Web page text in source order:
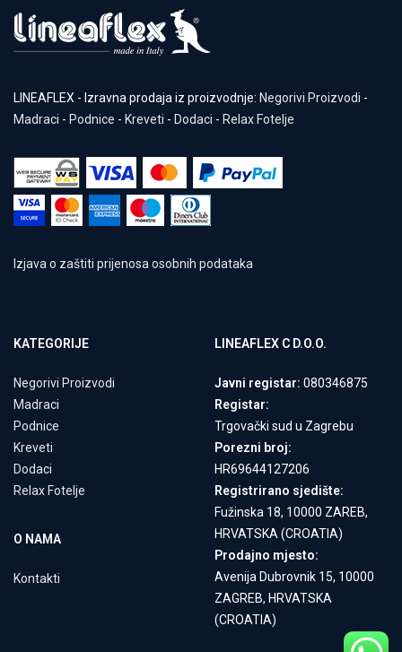
LINEAFLEX - Izravna prodaja iz proizvodnje: Negorivi Proizvodi -
Madraci - Podnice - Kreveti - Dodaci - Relax Fotelje
Izjava o zaštiti prijenosa osobnih podataka
KATEGORIJE
Negorivi Proizvodi
Madraci
Podnice
Kreveti
Dodaci
Relax Fotelje
O NAMA
Kontakti
LINEAFLEX C D.O.O.
Javni registar: 080346875
Registar:
Trgovački sud u Zagrebu
Porezni broj:
HR69644127206
Registrirano sjedište:
Fužinska 18, 10000 ZAREB,
HRVATSKA (CROATIA)
Prodajno mjesto:
Avenija Dubrovnik 15, 10000
ZAGREB, HRVATSKA
(CROATIA)